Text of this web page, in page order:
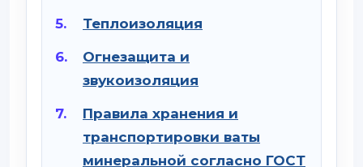
Теплоизоляция
Огнезащита и
звукоизоляция
Правила хранения и
транспортировки ваты
минеральной согласно ГОСТ